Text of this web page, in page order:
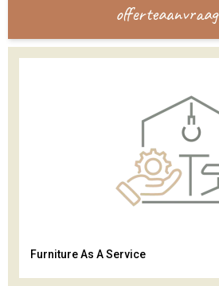
offerteaanvraag
Furniture As A Service